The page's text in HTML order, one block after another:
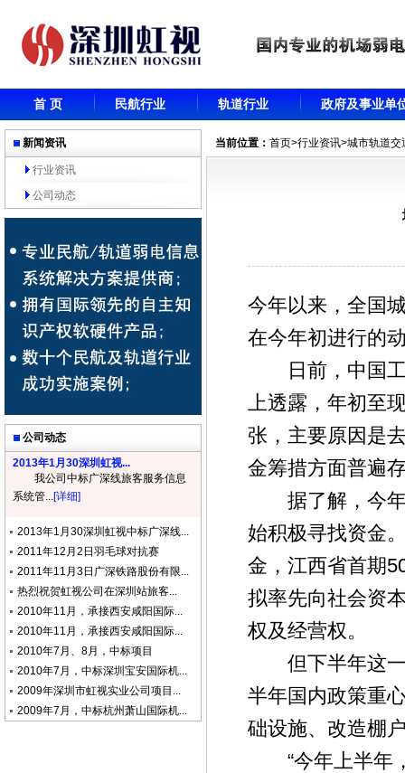
首 页 民航行业 轨道行业 政府及事业单
新闻资讯
行业资讯
公司动态
公司动态
2013年1月30深圳虹视...
我公司中标广深线旅客服务信息
系统管...[详细]
2013年1月30深圳虹视中标广深线...
2011年12月2日羽毛球对抗赛
2011年11月3日广深铁路股份有限...
热烈祝贺虹视公司在深圳站旅客...
2010年11月，承接西安咸阳国际...
2010年11月，承接西安咸阳国际...
2010年7月、8月，中标项目
2010年7月，中标深圳宝安国际机...
2009年深圳市虹视实业公司项目...
2009年7月，中标杭州萧山国际机...
当前位置： 首页>行业资讯>城市轨道交
今年以来，全国
在今年初进行的
日前，中国工
上透露，年初至
张，主要原因是
金筹措方面普遍
据了解，今年
始积极寻找资金
金，江西省首期
拟率先向社会资
权及经营权。
但下半年这一
半年国内政策重
础设施、改造棚
“今年上半年，